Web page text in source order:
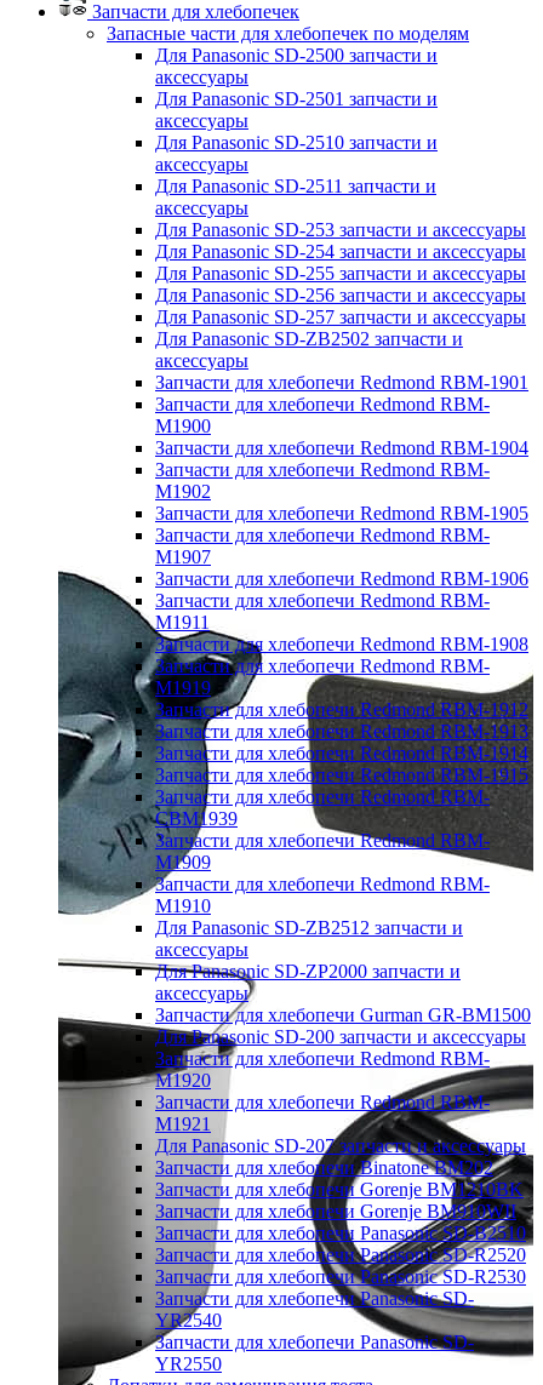
Запчасти для хлебопечек
Запасные части для хлебопечек по моделям
Для Panasonic SD-2500 запчасти и
аксессуары
Для Panasonic SD-2501 запчасти и
аксессуары
Для Panasonic SD-2510 запчасти и
аксессуары
Для Panasonic SD-2511 запчасти и
аксессуары
Для Panasonic SD-253 запчасти и аксессуары
Для Panasonic SD-254 запчасти и аксессуары
Для Panasonic SD-255 запчасти и аксессуары
Для Panasonic SD-256 запчасти и аксессуары
Для Panasonic SD-257 запчасти и аксессуары
Для Panasonic SD-ZB2502 запчасти и
аксессуары
Запчасти для хлебопечи Redmond RBM-1901
Запчасти для хлебопечи Redmond RBM-
M1900
Запчасти для хлебопечи Redmond RBM-1904
Запчасти для хлебопечи Redmond RBM-
M1902
Запчасти для хлебопечи Redmond RBM-1905
Запчасти для хлебопечи Redmond RBM-
M1907
Запчасти для хлебопечи Redmond RBM-1906
Запчасти для хлебопечи Redmond RBM-
M1911
Запчасти для хлебопечи Redmond RBM-1908
Запчасти для хлебопечи Redmond RBM-
M1919
Запчасти для хлебопечи Redmond RBM-1912
Запчасти для хлебопечи Redmond RBM-1913
Запчасти для хлебопечи Redmond RBM-1914
Запчасти для хлебопечи Redmond RBM-1915
Запчасти для хлебопечи Redmond RBM-
CBM1939
Запчасти для хлебопечи Redmond RBM-
M1909
Запчасти для хлебопечи Redmond RBM-
M1910
Для Panasonic SD-ZB2512 запчасти и
аксессуары
Для Panasonic SD-ZP2000 запчасти и
аксессуары
Запчасти для хлебопечи Gurman GR-BM1500
Для Panasonic SD-200 запчасти и аксессуары
Запчасти для хлебопечи Redmond RBM-
M1920
Запчасти для хлебопечи Redmond RBM-
M1921
Для Panasonic SD-207 запчасти и аксессуары
Запчасти для хлебопечи Binatone BM202
Запчасти для хлебопечи Gorenje BM1210BK
Запчасти для хлебопечи Gorenje BM910WII
Запчасти для хлебопечи Panasonic SD-B2510
Запчасти для хлебопечи Panasonic SD-R2520
Запчасти для хлебопечи Panasonic SD-R2530
Запчасти для хлебопечи Panasonic SD-
YR2540
Запчасти для хлебопечи Panasonic SD-
YR2550